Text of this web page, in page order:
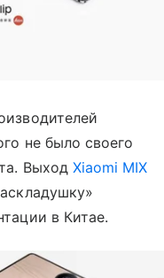
не было своего
Выход Xiaomi MIX
в Китае.